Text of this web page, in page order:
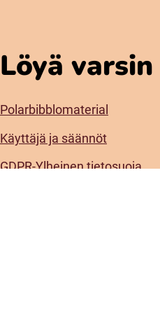
Löyä varsin
Polarbibblomaterial
Käyttäjä ja säännöt
GDPR-Ylheinen tietosuoja